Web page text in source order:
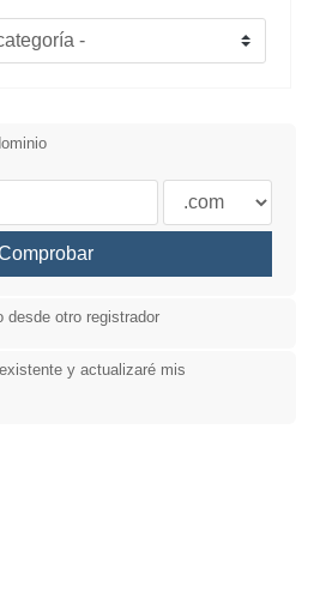
desde otro registrador
y actualizaré mis